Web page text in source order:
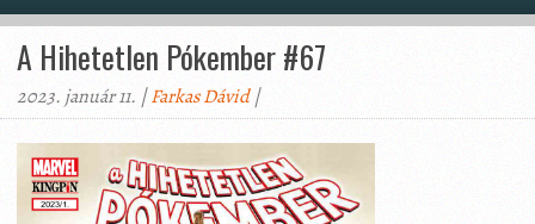
A Hihetetlen Pókember #67
2023. január 11. |Farkas Dávid|